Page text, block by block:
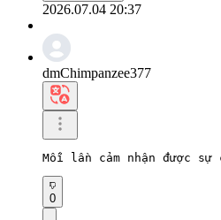
2026.07.04 20:37
dmChimpanzee377
Mỗi lần cảm nhận được
0